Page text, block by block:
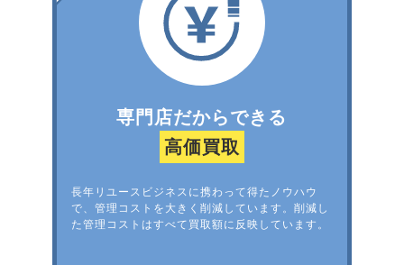
専門店だからできる
高価買取
長年リユースビジネスに携わって得たノウハウ
で、管理コストを大きく削減しています。削減し
た管理コストはすべて買取額に反映しています。